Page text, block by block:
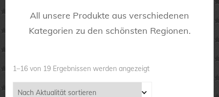
All unsere Produkte aus verschiedenen
Kategorien zu den schönsten Regionen.
1–16 von 19 Ergebnissen werden angezeigtNach